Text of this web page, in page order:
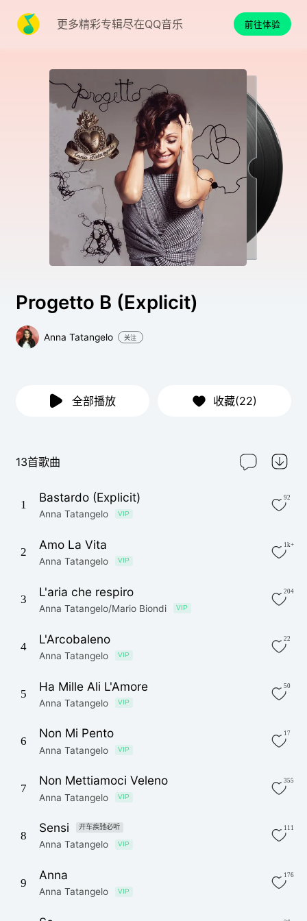
更多精彩专辑尽在QQ音乐 前往体验
Progetto B (Explicit)
Anna Tatangelo 关注
全部播放 收藏(22)
13首歌曲
1
Bastardo (Explicit)
Anna Tatangelo VIP
92
2
Amo La Vita
Anna Tatangelo VIP
1k+
3
L'aria che respiro
Anna Tatangelo/Mario Biondi VIP
204
4
L'Arcobaleno
Anna Tatangelo VIP
22
5
Ha Mille Ali L'Amore
Anna Tatangelo VIP
50
6
Non Mi Pento
Anna Tatangelo VIP
17
7
Non Mettiamoci Veleno
Anna Tatangelo VIP
355
8
Sensi 开车疾驰必听
Anna Tatangelo VIP
111
9
Anna
Anna Tatangelo VIP
176